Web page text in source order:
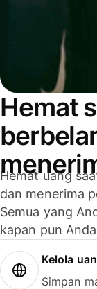
Hemat
Hemat uang
dan menerima
Semua yang
kapan pun
Kelola
Simpan